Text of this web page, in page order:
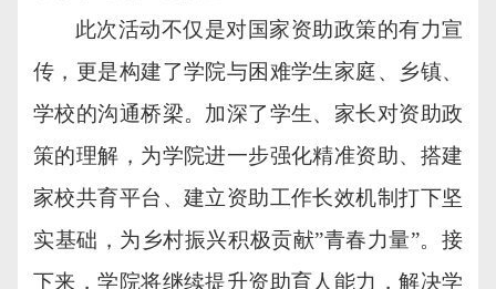
此次活动不仅是对国家资助政策的有力宣
传，更是构建了学院与困难学生家庭、乡镇、
学校的沟通桥梁。加深了学生、家长对资助政
策的理解，为学院进一步强化精准资助、搭建
家校共育平台、建立资助工作长效机制打下坚
实基础，为乡村振兴积极贡献”青春力量”。接
下来，学院将继续提升资助育人能力，解决学